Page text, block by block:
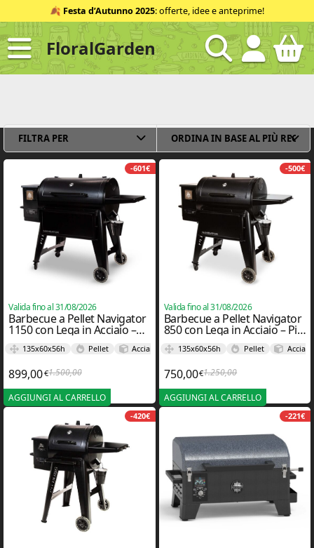
al
contenuto
ID
🍂 Festa d’Autunno 2025: offerte, idee e anteprime!
FloralGarden
FILTRA PER
-601€
Valida fino al 31/08/2026
Barbecue a Pellet Navigator
1150 con Lega in Acciaio –
Pit Boss
135x60x56h Pellet Acciaio
1.500,00Il prezzo originale era: 1.500,00€.
899,00€ Il prezzo attuale è: 899,00€.
AGGIUNGI AL CARRELLO
-500€
Valida fino al 31/08/2026
Barbecue a Pellet Navigator
850 con Lega in Acciaio – Pit
Boss135x60x56h Pellet Acciaio
1.250,00Il prezzo originale
750,00€ Il prezzo attuale è:
AGGIUNGI AL CARRELLO
-420€ -221€